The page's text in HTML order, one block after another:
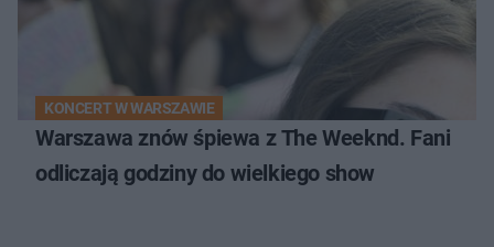
KONCERT W WARSZAWIE
Warszawa znów śpiewa z The Weeknd. Fani
odliczają godziny do wielkiego show